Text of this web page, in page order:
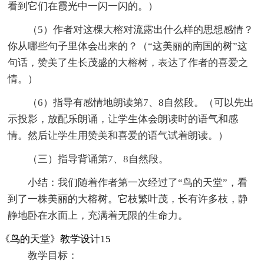
看到它们在霞光中一闪一闪的。）
（5）作者对这棵大榕对流露出什么样的思想感情？
你从哪些句子里体会出来的？（“这美丽的南国的树”这
句话，赞美了生长茂盛的大榕树，表达了作者的喜爱之
情。）
（6）指导有感情地朗读第7、8自然段。（可以先出
示投影，放配乐朗诵，让学生体会朗读时的语气和感
情。然后让学生用赞美和喜爱的语气试着朗读。）
（三）指导背诵第7、8自然段。
小结：我们随着作者第一次经过了“鸟的天堂”，看
到了一株美丽的大榕树。它枝繁叶茂，长有许多枝，静
静地卧在水面上，充满着无限的生命力。
《鸟的天堂》教学设计15
教学目标：